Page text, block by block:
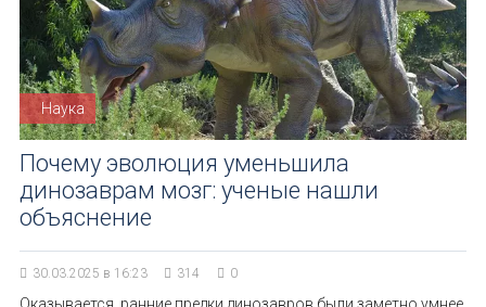
Наука
Почему эволюция уменьшила
динозаврам мозг: ученые нашли
объяснение
30.03.2025 в 16:23 314 0